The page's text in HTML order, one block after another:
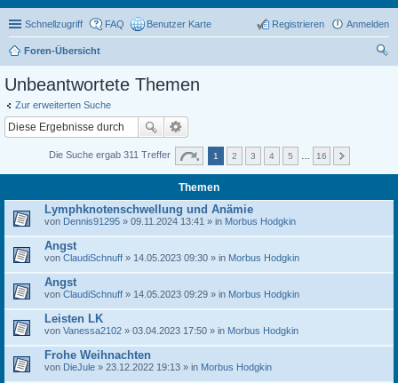
Schnellzugriff FAQ Benutzer Karte Anmelden
Registrieren
Foren-Übersicht
Unbeantwortete Themen
Zur erweiterten Suche
Die Suche ergab 311 Treffer 1 2 3 4 5 16
Themen
Lymphknotenschwellung und Anämie
von Dennis91295 » 09.11.2024 13:41 » in Morbus Hodgkin
Angst
von ClaudiSchnuff » 14.05.2023 09:30 » in Morbus Hodgkin
Angst
von ClaudiSchnuff » 14.05.2023 09:29 » in Morbus Hodgkin
Leisten LK
von Vanessa2102 » 03.04.2023 17:50 » in Morbus Hodgkin
Frohe Weihnachten
von DieJule » 23.12.2022 19:13 » in Morbus Hodgkin